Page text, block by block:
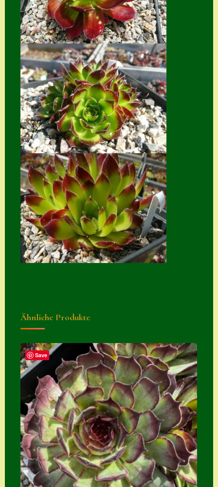
Suche
Sue Thomas
Translator
Versand
Versand von
Semps
Warenkorb
Warenkorb
Widerrufsbelehru
ng
Zahlung
Zahlungs- &
Versandinfos
Zubehör
Zubehör
Ähnliche Produkte
Save